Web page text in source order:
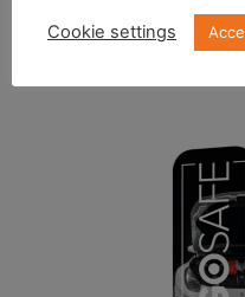
Cookie settings